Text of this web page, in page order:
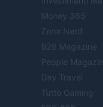
Money 365
Zona Nerd
B2B Magazine
People
Day Travel
Tutto Gaming